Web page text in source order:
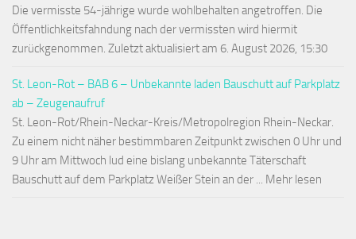
Die vermisste 54-jährige wurde wohlbehalten angetroffen. Die
Öffentlichkeitsfahndung nach der vermissten wird hiermit
zurückgenommen. Zuletzt aktualisiert am 6. August 2026, 15:30
St. Leon-Rot – BAB 6 – Unbekannte laden Bauschutt auf Parkplatz
ab – Zeugenaufruf
St. Leon-Rot/Rhein-Neckar-Kreis/Metropolregion Rhein-Neckar.
Zu einem nicht näher bestimmbaren Zeitpunkt zwischen 0 Uhr und
9 Uhr am Mittwoch lud eine bislang unbekannte Täterschaft
Bauschutt auf dem Parkplatz Weißer Stein an der ... Mehr lesen